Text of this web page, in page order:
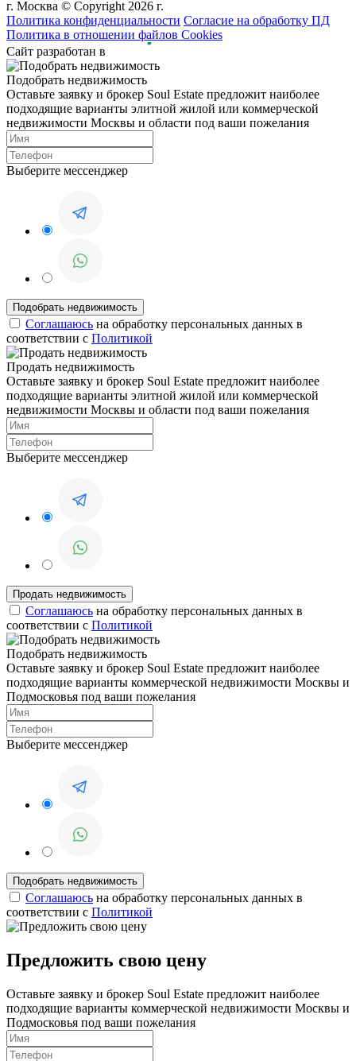
г. Москва © Copyright 2026 г.
Политика конфиденциальности Согласие на обработку ПД
Политика в отношении файлов Cookies
Сайт разработан в
Подобрать недвижимость
Оставьте заявку и брокер Soul Estate предложит наиболее
подходящие варианты элитной жилой или коммерческой
недвижимости Москвы и области под ваши пожелания
Выберите мессенджер
Соглашаюсь на обработку персональных данных в
соответствии с Политикой
Продать недвижимость
Оставьте заявку и брокер Soul Estate предложит наиболее
подходящие варианты элитной жилой или коммерческой
недвижимости Москвы и области под ваши пожелания
Выберите мессенджер
Соглашаюсь на обработку персональных данных в
соответствии с Политикой
Подобрать недвижимость
Оставьте заявку и брокер Soul Estate предложит наиболее
подходящие варианты коммерческой недвижимости Москвы и
Подмосковья под ваши пожелания
Выберите мессенджер
Соглашаюсь на обработку персональных данных в
соответствии с Политикой
Предложить свою цену
Оставьте заявку и брокер Soul Estate предложит наиболее
подходящие варианты коммерческой недвижимости Москвы и
Подмосковья под ваши пожелания